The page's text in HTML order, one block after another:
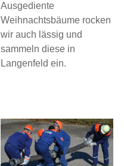
Ausgediente
Weihnachtsbäume rocken
wir auch lässig und
sammeln diese in
Langenfeld ein.